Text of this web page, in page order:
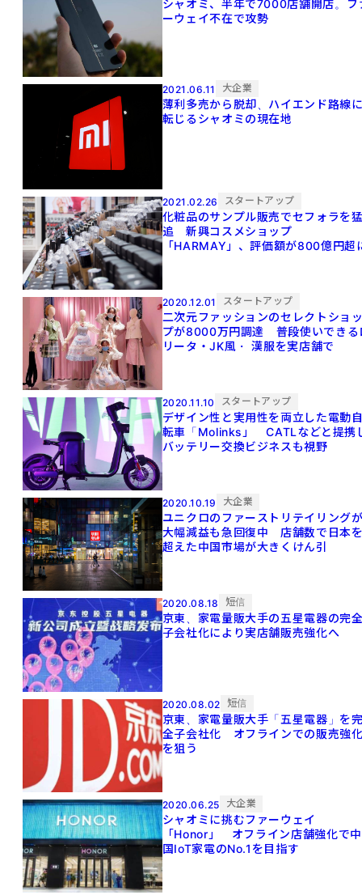
シャオミ、半年で7000店舗開店。フ
ーウェイ不在で攻勢
2021.06.11 大企業
薄利多売から脱却、ハイエンド路線
転じるシャオミの現在地
2021.02.26 スタートアップ
化粧品のサンプル販売でセフォラを
追 新興コスメショップ
「HARMAY」、評価額が800億円超
2020.12.01 スタートアップ
二次元ファッションのセレクトショ
プが8000万円調達 普段使いできる
リータ・JK風・ 漢服を実店舗で
2020.11.10 スタートアップ
デザイン性と実用性を両立した電動
転車「Molinks」 CATLなどと提携
バッテリー交換ビジネスも視野
2020.10.19 大企業
ユニクロのファーストリテイリング
大幅減益も急回復中 店舗数で日本
超えた中国市場が大きくけん引
2020.08.18 短信
京東、家電量販大手の五星電器の完
子会社化により実店舗販売強化へ
2020.08.02 短信
京東、家電量販大手「五星電器」を
全子会社化 オフラインでの販売強
を狙う
2020.06.25 大企業
シャオミに挑むファーウェイ
「Honor」 オフライン店舗強化で中
国IoT家電のNo.1を目指す